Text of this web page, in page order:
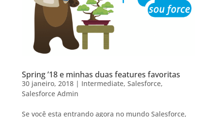
Spring ’18 e minhas duas features favoritas
30 janeiro, 2018| Intermediate, Salesforce,
Salesforce Admin
Se você esta entrando agora no mundo Salesforce,